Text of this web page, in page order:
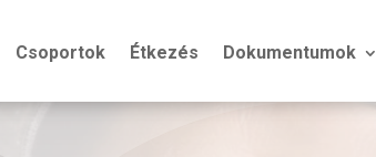
Csoportok Étkezés Dokumentumok